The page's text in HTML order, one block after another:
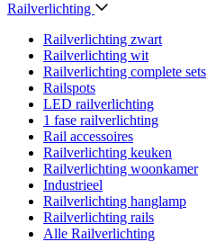
Railverlichting
Railverlichting zwart
Railverlichting wit
Railverlichting complete sets
Railspots
LED railverlichting
1 fase railverlichting
Rail accessoires
Railverlichting keuken
Railverlichting woonkamer
Industrieel
Railverlichting hanglamp
Railverlichting rails
Alle Railverlichting